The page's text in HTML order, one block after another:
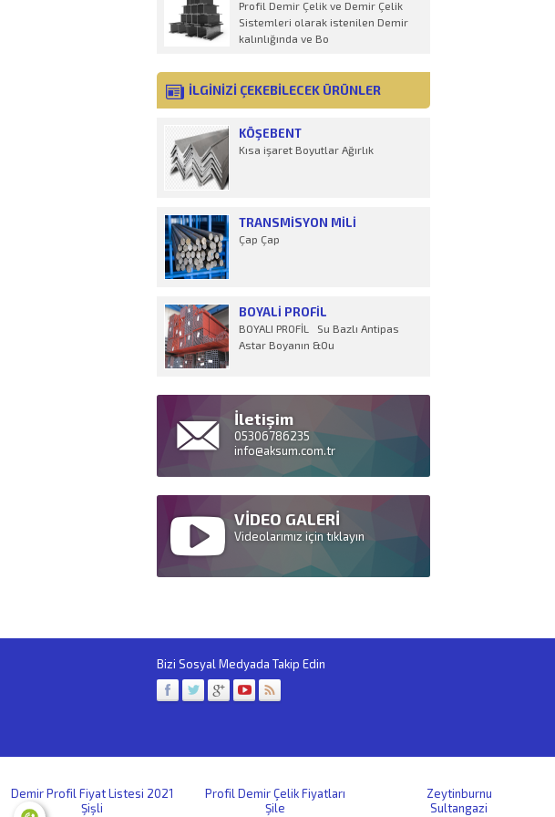
Profil Demir Çelik ve Demir Çelik
Sistemleri olarak istenilen Demir
kalınlığında ve Bo
İLGİNİZİ ÇEKEBİLECEK ÜRÜNLER
KÖŞEBENT
Kısa işaret Boyutlar Ağırlık
TRANSMISYON MILI
Çap Çap
BOYALI PROFIL
BOYALI PROFİL Su Bazlı Antipas
Astar Boyanın &Ou
İletişim
05306786235
info@aksum.com.tr
VİDEO GALERİ
Videolarımız için tıklayın
Bizi Sosyal Medyada Takip Edin
Demir Profil Fiyat Listesi 2021
Profil Demir Çelik Fiyatları Zeytinburnu
Şişli
Şile Sultangazi